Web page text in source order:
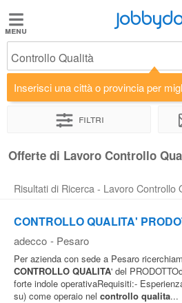
Jobbydoo
Offerte
di
lavoro
Elenco
Blog
Controllo Qualità
Inserisci una città o provincia per
Filtri
Offerte di Lavoro Controllo
Risultati di Ricerca - Lavoro Controllo
CONTROLLO QUALITA'
adecco - Pesaro
Per azienda con sede a Pesaro
CONTROLLO QUALITA' del
forte indole operativaRequisiti:-
su) come operaio nel controllo qualita...